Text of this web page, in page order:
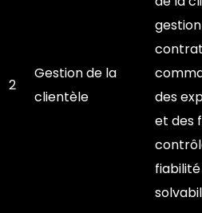
2
Gestion de la
clientèle
des
et des